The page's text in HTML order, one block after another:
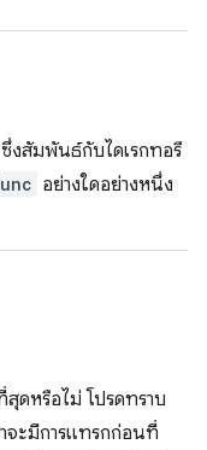
งสัมพันธ์กับไดเรกทอรี
อย่างใดอย่างหนึ่ง
สุดหรือไม่ โปรดทราบ
าจะมีการแทรกก่อนที่